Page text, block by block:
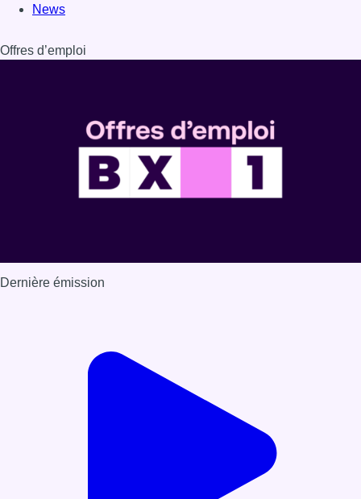
News
Offres d’emploi
Dernière émission